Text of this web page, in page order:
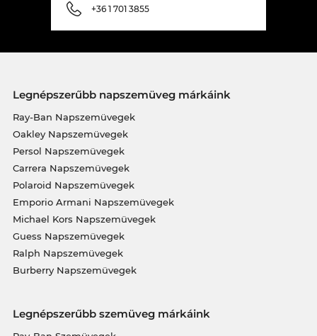
+36 1 701 3855
Legnépszerűbb napszemüveg márkáink
Ray-Ban Napszemüvegek
Oakley Napszemüvegek
Persol Napszemüvegek
Carrera Napszemüvegek
Polaroid Napszemüvegek
Emporio Armani Napszemüvegek
Michael Kors Napszemüvegek
Guess Napszemüvegek
Ralph Napszemüvegek
Burberry Napszemüvegek
Legnépszerűbb szemüveg márkáink